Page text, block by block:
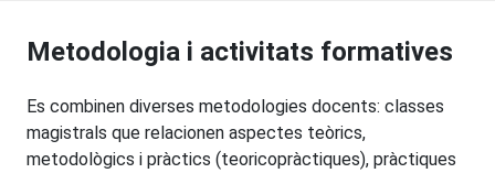
Metodologia i activitats formatives
Es combinen diverses metodologies docents: classes
magistrals que relacionen aspectes teòrics,
metodològics i pràctics (teoricopràctiques), pràctiques